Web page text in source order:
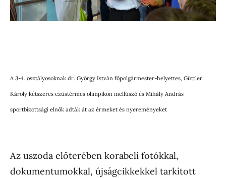
A 3-4. osztályosoknak dr. György István főpolgármester-helyettes, Güttler
Károly kétszeres ezüstérmes olimpikon mellúszó és Mihály András
sportbizottsági elnök adták át az érmeket és nyereményeket
Az uszoda előterében korabeli fotókkal,
dokumentumokkal, újságcikkekkel tarkított